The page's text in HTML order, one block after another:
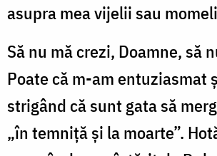
asupra mea vijelii sau
Să nu mă crezi, Doamne, să
Poate că m-am entuziasmat
strigând că sunt gata să
„în temniță și la moarte”.